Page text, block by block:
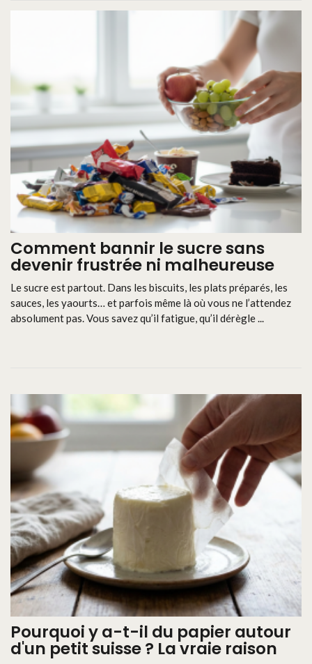
Comment bannir le sucre sans
devenir frustrée ni malheureuse
Le sucre est partout. Dans les biscuits, les plats préparés, les
sauces, les yaourts… et parfois même là où vous ne l’attendez
absolument pas. Vous savez qu’il fatigue, qu’il dérègle ...
Pourquoi y a-t-il du papier autour
d'un petit suisse ? La vraie raison